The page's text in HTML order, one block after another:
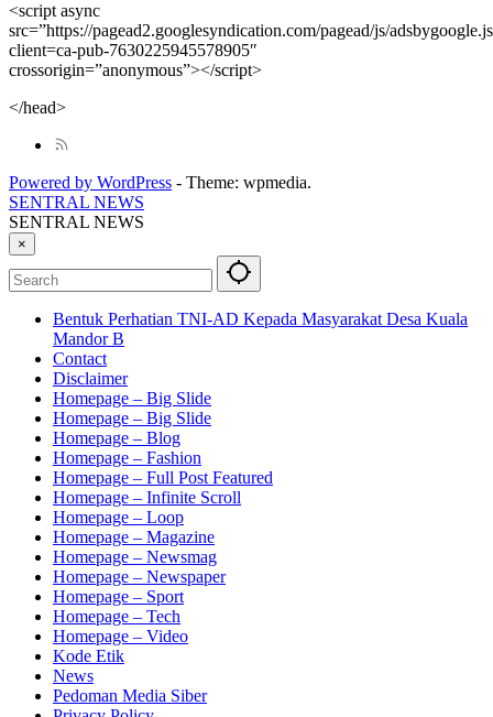
<script async
src=”https://pagead2.googlesyndication.com/pagead/js/
client=ca-pub-7630225945578905″
crossorigin=”anonymous”></script>
</head>
Powered by WordPress - Theme: wpmedia.
SENTRAL NEWS
SENTRAL NEWS
×
Bentuk Perhatian TNI-AD Kepada Masyarakat Desa Kuala
Mandor B
Contact
Disclaimer
Homepage – Big Slide
Homepage – Big Slide
Homepage – Blog
Homepage – Fashion
Homepage – Full Post Featured
Homepage – Infinite Scroll
Homepage – Loop
Homepage – Magazine
Homepage – Newsmag
Homepage – Newspaper
Homepage – Sport
Homepage – Tech
Homepage – Video
Kode Etik
News
Pedoman Media Siber